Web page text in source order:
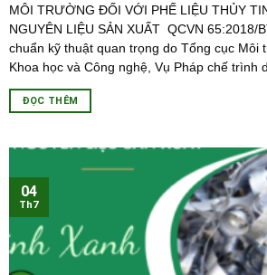
MÔI TRƯỜNG ĐỐI VỚI PHẾ LIỆU THỦY
NGUYÊN LIỆU SẢN XUẤT QCVN 65:2018/
chuẩn kỹ thuật quan trọng do Tổng cục Môi
Khoa học và Công nghệ, Vụ Pháp chế trình
ĐỌC THÊM
04
Th7